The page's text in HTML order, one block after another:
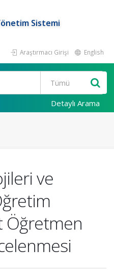
Sistemi
Araştırmacı Girişi English
Detaylı Arama
ve
Öğretmen